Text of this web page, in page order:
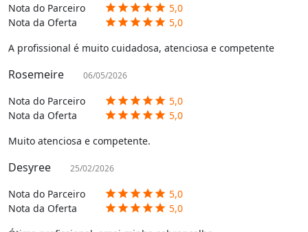
Nota do Parceiro star star star star star 5,0
Nota da Oferta
star star star star star 5,0
A profissional é muito cuidadosa, atenciosa e competente
Rosemeire 06/05/2026
Nota do Parceiro star star star star star 5,0
Nota da Oferta
star star star star star 5,0
Muito atenciosa e competente.
Desyree 25/02/2026
Nota do Parceiro star star star star star 5,0
Nota da Oferta
star star star star star 5,0